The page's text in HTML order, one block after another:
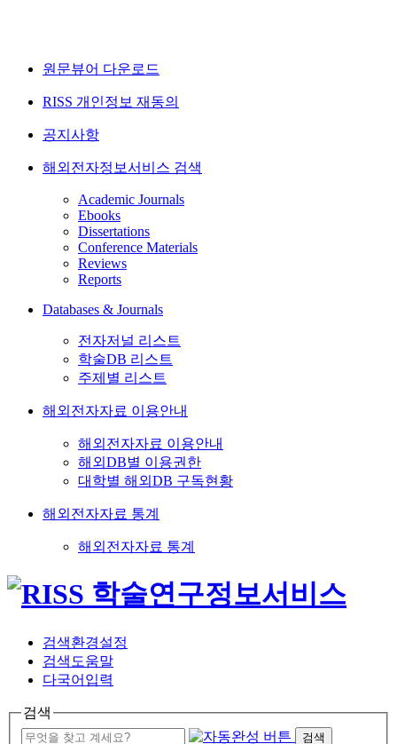
원문뷰어 다운로드
RISS 개인정보 재동의
공지사항
해외전자정보서비스 검색
Academic Journals
Ebooks
Dissertations
Conference Materials
Reviews
Reports
Databases & Journals
전자저널 리스트
학술DB 리스트
주제별 리스트
해외전자자료 이용안내
해외전자자료 이용안내
해외DB별 이용권한
대학별 해외DB 구독현황
해외전자자료 통계
해외전자자료 통계
검색환경설정
검색도움말
다국어입력
검색
검색